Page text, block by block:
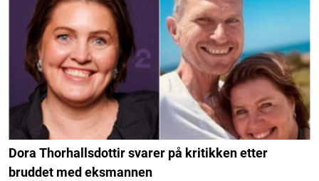
Dora Thorhallsdottir svarer på kritikken etter
bruddet med eksmannen